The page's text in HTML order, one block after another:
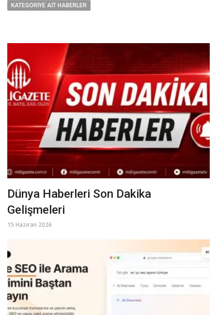
KATEGORIYE AIT HABERLER
Dünya Haberleri Son Dakika
Gelişmeleri
15 Haziran 2026